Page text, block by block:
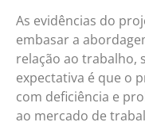
As evidências do
embasar a
relação ao trabalho,
expectativa é que o
com deficiência e
ao mercado de